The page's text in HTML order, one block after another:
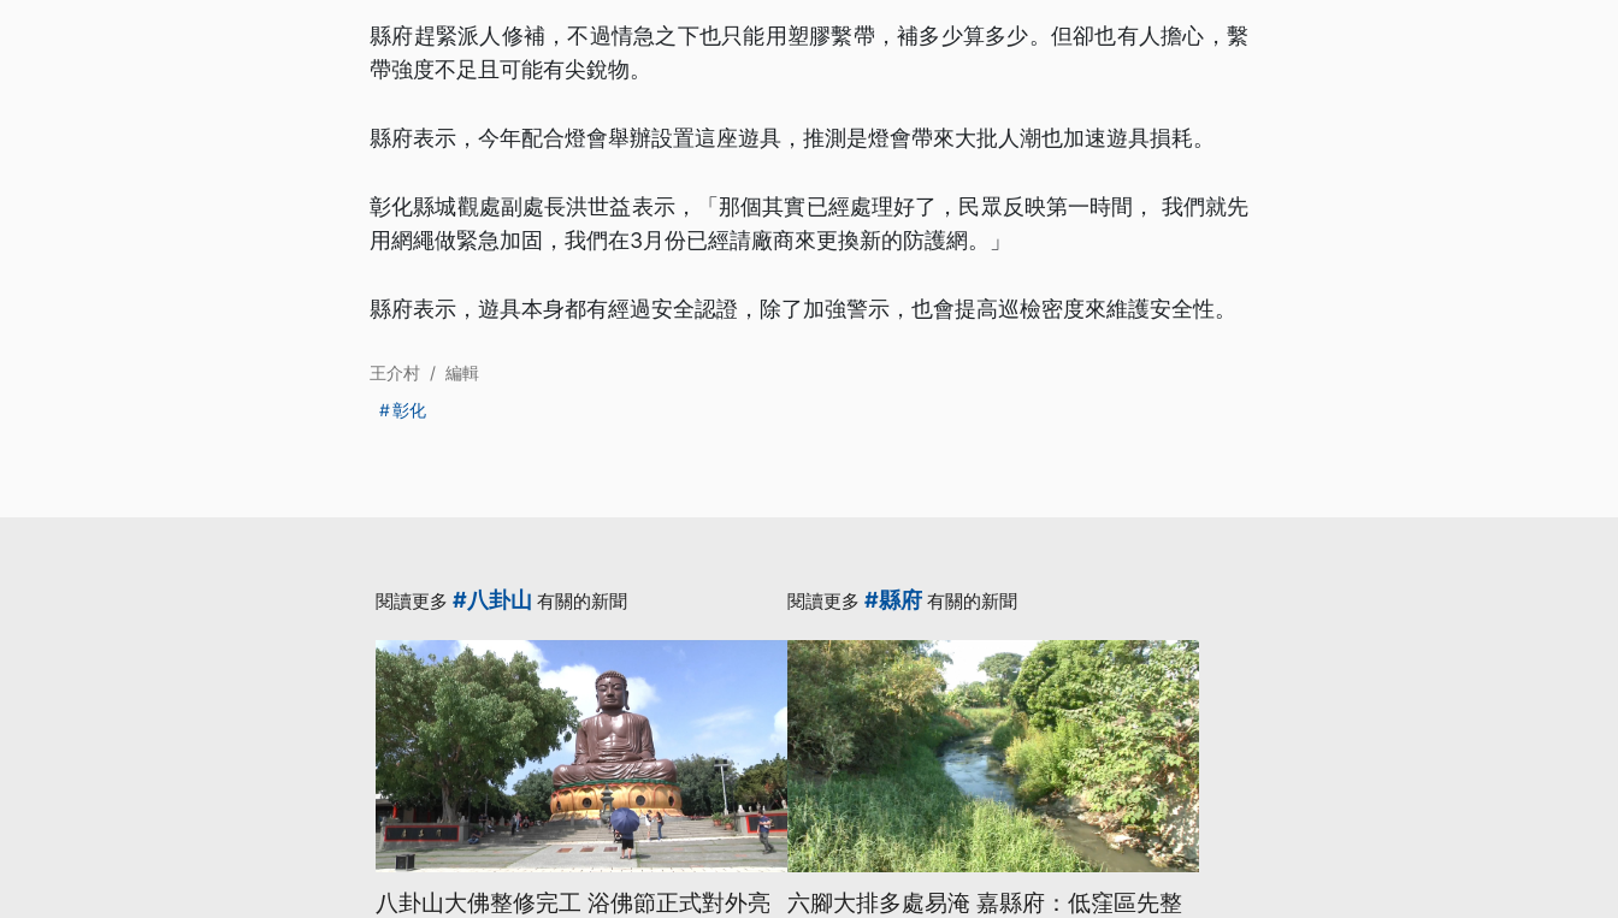
縣府趕緊派人修補，不過情急之下也只能用塑膠繫帶，補多少算多少。但卻也有人擔心，繫
帶強度不足且可能有尖銳物。
縣府表示，今年配合燈會舉辦設置這座遊具，推測是燈會帶來大批人潮也加速遊具損耗。
彰化縣城觀處副處長洪世益表示，「那個其實已經處理好了，民眾反映第一時間， 我們就先
用網繩做緊急加固，我們在3月份已經請廠商來更換新的防護網。」
縣府表示，遊具本身都有經過安全認證，除了加強警示，也會提高巡檢密度來維護安全性。
王介村 / 編輯
彰化
閱讀更多 #八卦山 有關的新聞
八卦山大佛整修完工 浴佛節正式對外亮
閱讀更多 #縣府 有關的新聞
六腳大排多處易淹 嘉縣府：低窪區先整